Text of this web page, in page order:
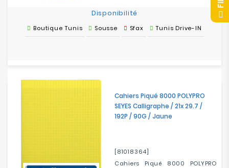
Disponibilité
Boutique Tunis Sousse Sfax Tunis Drive-IN
Cahiers Piqué 8000 POLYPRO
SEYES Calligraphe / 21x 29.7 /
192P / 90G / Jaune
[81018364]
Cahiers Piqué 8000 POLYPRO